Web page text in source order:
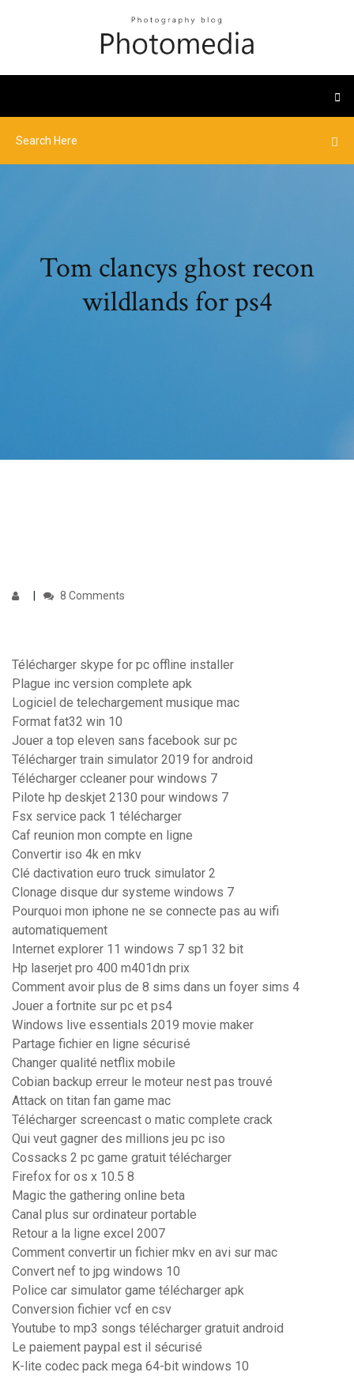
Tom clancys ghost recon
wildlands for ps4
8 Comments
Télécharger skype for pc offline installer
Plague inc version complete apk
Logiciel de telechargement musique mac
Format fat32 win 10
Jouer a top eleven sans facebook sur pc
Télécharger train simulator 2019 for android
Télécharger ccleaner pour windows 7
Pilote hp deskjet 2130 pour windows 7
Fsx service pack 1 télécharger
Caf reunion mon compte en ligne
Convertir iso 4k en mkv
Clé dactivation euro truck simulator 2
Clonage disque dur systeme windows 7
Pourquoi mon iphone ne se connecte pas au wifi
automatiquement
Internet explorer 11 windows 7 sp1 32 bit
Hp laserjet pro 400 m401dn prix
Comment avoir plus de 8 sims dans un foyer sims 4
Jouer a fortnite sur pc et ps4
Windows live essentials 2019 movie maker
Partage fichier en ligne sécurisé
Changer qualité netflix mobile
Cobian backup erreur le moteur nest pas trouvé
Attack on titan fan game mac
Télécharger screencast o matic complete crack
Qui veut gagner des millions jeu pc iso
Cossacks 2 pc game gratuit télécharger
Firefox for os x 10.5 8
Magic the gathering online beta
Canal plus sur ordinateur portable
Retour a la ligne excel 2007
Comment convertir un fichier mkv en avi sur mac
Convert nef to jpg windows 10
Police car simulator game télécharger apk
Conversion fichier vcf en csv
Youtube to mp3 songs télécharger gratuit android
Le paiement paypal est il sécurisé
K-lite codec pack mega 64-bit windows 10